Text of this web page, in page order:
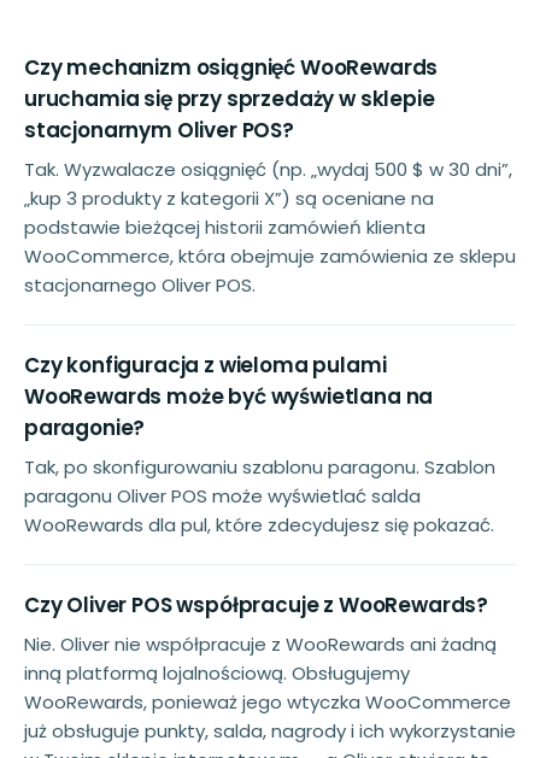
Czy mechanizm osiągnięć WooRewards
uruchamia się przy sprzedaży w sklepie
stacjonarnym Oliver POS?
Tak. Wyzwalacze osiągnięć (np. „wydaj 500 $ w 30 dni”,
„kup 3 produkty z kategorii X”) są oceniane na
podstawie bieżącej historii zamówień klienta
WooCommerce, która obejmuje zamówienia ze sklepu
stacjonarnego Oliver POS.
Czy konfiguracja z wieloma pulami
WooRewards może być wyświetlana na
paragonie?
Tak, po skonfigurowaniu szablonu paragonu. Szablon
paragonu Oliver POS może wyświetlać salda
WooRewards dla pul, które zdecydujesz się pokazać.
Czy Oliver POS współpracuje z WooRewards?
Nie. Oliver nie współpracuje z WooRewards ani żadną
inną platformą lojalnościową. Obsługujemy
WooRewards, ponieważ jego wtyczka WooCommerce
już obsługuje punkty, salda, nagrody i ich wykorzystanie